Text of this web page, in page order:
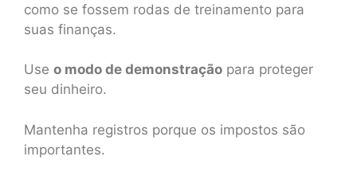
como se fossem rodas de treinamento para
suas finanças.
Use o modo de demonstração para proteger
seu dinheiro.
Mantenha registros porque os impostos são
importantes.